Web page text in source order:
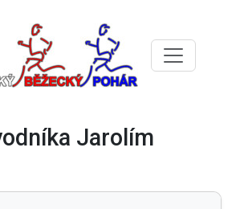
Jarolím